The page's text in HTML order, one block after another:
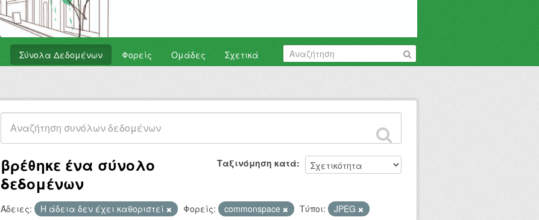
Σύνολα Δεδομένων Φορείς Ομάδες Σχετικά
Ταξινόμηση κατά
βρέθηκε ένα σύνολο
δεδομένων
Άδειες: Η άδεια δεν έχει καθοριστεί Φορείς: commonspace Τύποι:
JPEG